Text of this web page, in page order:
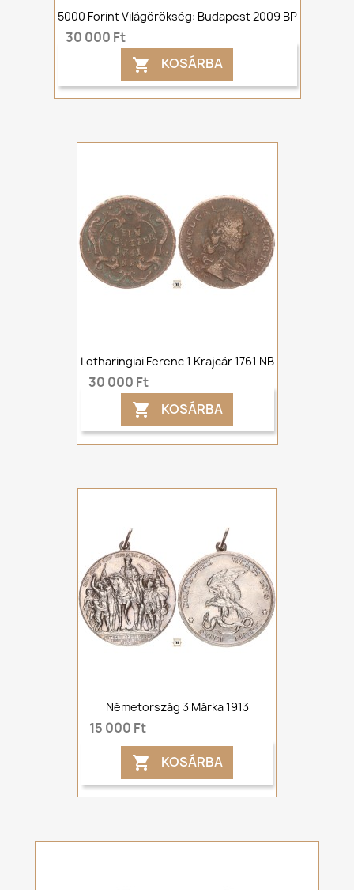
5000 Forint Világörökség: Budapest 2009 BP
30 000 Ft
 KOSÁRBA
Lotharingiai Ferenc 1 Krajcár 1761 NB
30 000 Ft
 KOSÁRBA
Németország 3 Márka 1913
15 000 Ft
 KOSÁRBA